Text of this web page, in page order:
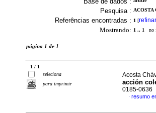
Pesquisa :
Referências encontradas : 1 [refinar
Mostrando: 1 .. 1 no
página 1 de 1
1 / 1
seleciona
para imprimir
Acosta
acción
0185-0636
· resumo